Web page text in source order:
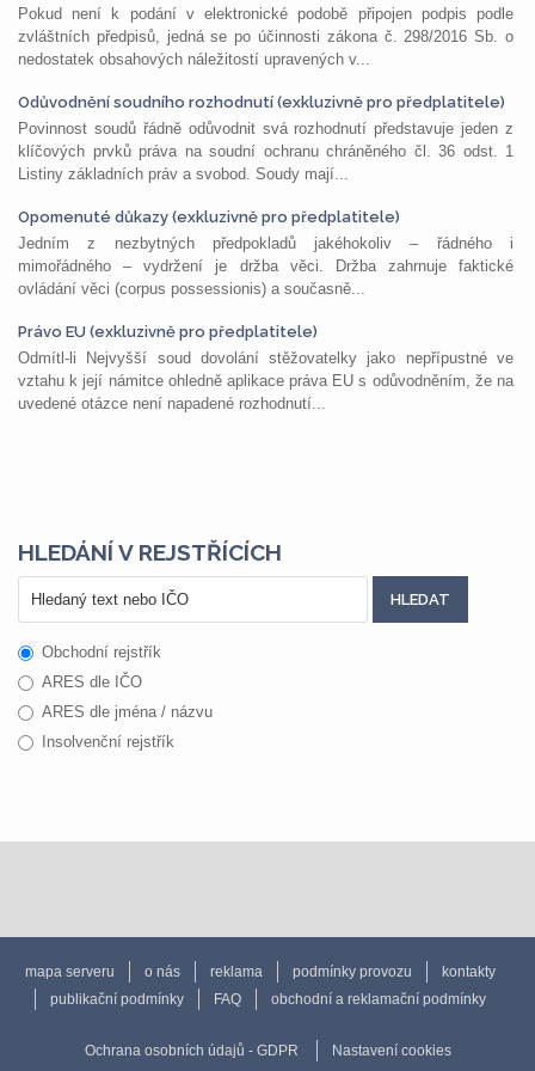
Pokud není k podání v elektronické podobě připojen podpis podle
zvláštních předpisů, jedná se po účinnosti zákona č. 298/2016 Sb. o
nedostatek obsahových náležitostí upravených v...
Odůvodnění soudního rozhodnutí (exkluzivně pro předplatitele)
Povinnost soudů řádně odůvodnit svá rozhodnutí představuje jeden z
klíčových prvků práva na soudní ochranu chráněného čl. 36 odst. 1
Listiny základních práv a svobod. Soudy mají...
Opomenuté důkazy (exkluzivně pro předplatitele)
Jedním z nezbytných předpokladů jakéhokoliv – řádného i
mimořádného – vydržení je držba věci. Držba zahrnuje faktické
ovládání věci (corpus possessionis) a současně...
Právo EU (exkluzivně pro předplatitele)
Odmítl-li Nejvyšší soud dovolání stěžovatelky jako nepřípustné ve
vztahu k její námitce ohledně aplikace práva EU s odůvodněním, že na
uvedené otázce není napadené rozhodnutí...
HLEDÁNÍ V REJSTŘÍCÍCH
Obchodní rejstřík
ARES dle IČO
ARES dle jména / názvu
Insolvenční rejstřík
mapa serveru o nás reklama podmínky provozu
kontakty
publikační podmínky
FAQ obchodní a reklamační podmínky
Ochrana osobních údajů - GDPR Nastavení cookies